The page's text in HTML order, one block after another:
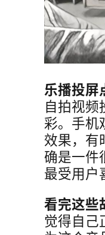
乐播投屏
自拍视频
彩。手机
效果，有
确是一件
最受用户
看完这些
觉得自己